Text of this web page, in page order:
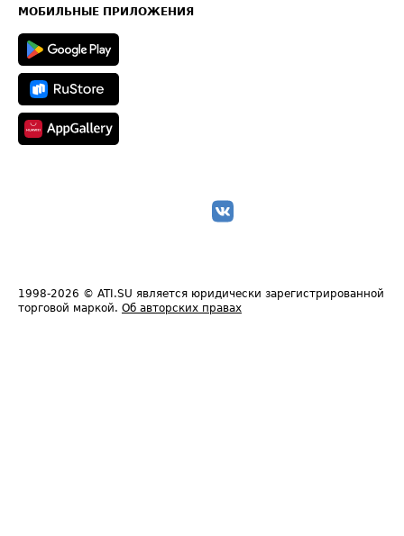
Техническая информация
МОБИЛЬНЫЕ ПРИЛОЖЕНИЯ
1998-2026 © ATI.SU является юридически зарегистрированной
торговой маркой. Об авторских правах